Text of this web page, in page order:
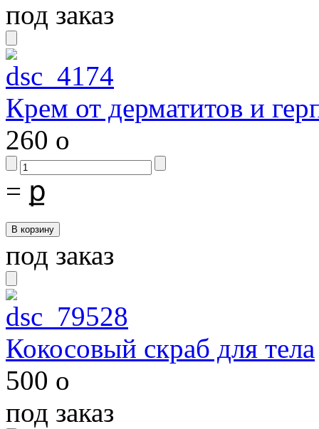
под заказ
Крем от дерматитов и
260 o
= ք
под заказ
Кокосовый скраб для тела
500 o
под заказ